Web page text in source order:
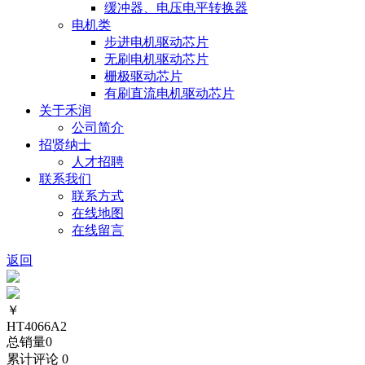
缓冲器、电压电平转换器
电机类
步进电机驱动芯片
无刷电机驱动芯片
栅极驱动芯片
有刷直流电机驱动芯片
关于禾润
公司简介
招贤纳士
人才招聘
联系我们
联系方式
在线地图
在线留言
返回
￥
HT4066A2
总销量0
累计评论 0